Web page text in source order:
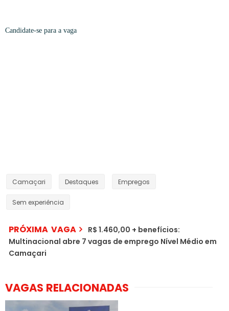
Candidate-se para a vaga
Camaçari Destaques Empregos
Sem experiência
PRÓXIMA VAGA
R$ 1.460,00 + benefícios:
Multinacional abre 7 vagas de emprego Nível Médio em
Camaçari
VAGAS RELACIONADAS